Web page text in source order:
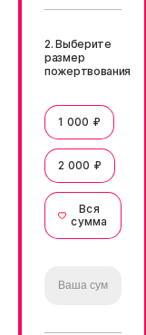
2. Выберите
размер
пожертвования
1 000 ₽
2 000 ₽
Вся
сумма